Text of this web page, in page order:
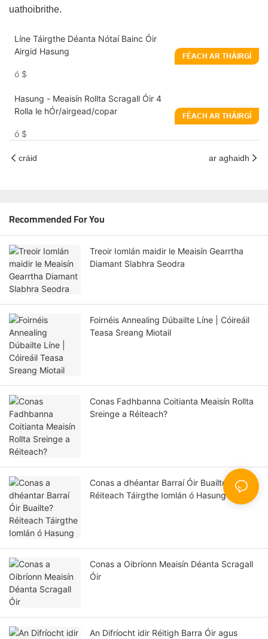
uathoibrithe.
Líne Táirgthe Déanta Nótaí Bainc Óir
Airgid Hasung
ó $
FÉACH AR THÁIRGÍ
Hasung - Meaisín Rollta Scragall Óir 4
Rolla le hÓr/airgead/copar
ó $
FÉACH AR THÁIRGÍ
cráid ar aghaidh
Recommended For You
Treoir Iomlán maidir le Meaisín Gearrtha
Diamant Slabhra Seodra
Foirnéis Annealing Dúbailte Líne | Cóireáil
Teasa Sreang Miotail
Conas Fadhbanna Coitianta Meaisín Rollta
Sreinge a Réiteach?
Conas a dhéantar Barraí Óir Buailte?
Réiteach Táirgthe Iomlán ó Hasung
Conas a Oibríonn Meaisín Déanta Scragall
Óir
An Difríocht idir Réitigh Barra Óir agus